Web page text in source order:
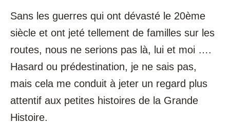
Sans les guerres qui ont dévasté le 20ème
siècle et ont jeté tellement de familles sur les
routes, nous ne serions pas là, lui et moi ….
Hasard ou prédestination, je ne sais pas,
mais cela me conduit à jeter un regard plus
attentif aux petites histoires de la Grande
Histoire.